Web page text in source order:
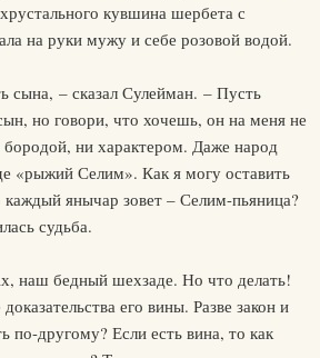
кувшина шербета с
на руки мужу и себе розовой водой.
сына, – сказал Сулейман. – Пусть
но говори, что хочешь, он на меня не
ни характером. Даже народ
«рыжий Селим». Как я могу оставить
янычар зовет – Селим-пьяница?
судьба.
наш бедный шехзаде. Но что делать!
его вины. Разве закон и
по-другому? Если есть вина, то как